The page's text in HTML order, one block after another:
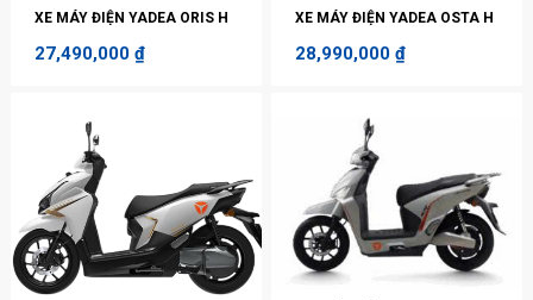
XE MÁY ĐIỆN YADEA ORIS H
27,490,000 ₫
XE MÁY ĐIỆN YADEA OSTA H
28,990,000 ₫